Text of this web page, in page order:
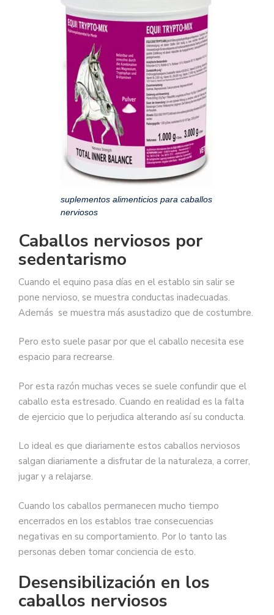
suplementos alimenticios para caballos
nerviosos
Caballos nerviosos por
sedentarismo
Cuando el equino pasa días en el establo sin salir se
pone nervioso, se muestra conductas inadecuadas.
Además se muestra más asustadizo que de costumbre.
Pero esto suele pasar por que el caballo necesita ese
espacio para recrearse.
Por esta razón muchas veces se suele confundir que el
caballo esta estresado. Cuando en realidad es la falta
de ejercicio que lo perjudica alterando así su conducta.
Lo ideal es que diariamente estos caballos nerviosos
salgan diariamente a disfrutar de la naturaleza, a correr,
jugar y a relajarse.
Cuando los caballos permanecen mucho tiempo
encerrados en los establos trae consecuencias
negativas en su comportamiento. Por lo tanto las
personas deben tomar conciencia de esto.
Desensibilización en los
caballos nerviosos